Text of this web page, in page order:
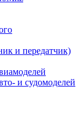
и передатчик)
и судомоделей